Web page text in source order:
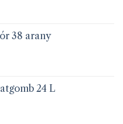
38 arany
24 L